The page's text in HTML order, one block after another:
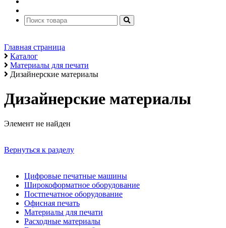
Главная страница
Каталог
Материалы для печати
Дизайнерские материалы
Дизайнерские материалы
Элемент не найден
Вернуться к разделу
Цифровые печатные машины
Широкоформатное оборудование
Постпечатное оборудование
Офисная печать
Материалы для печати
Расходные материалы